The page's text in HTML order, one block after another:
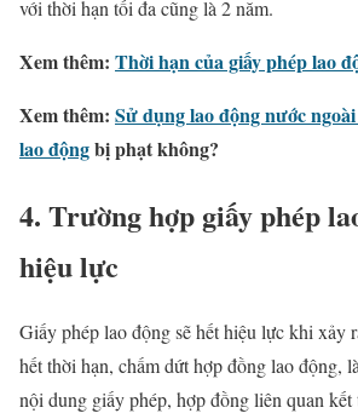
với thời hạn tối đa cũng là 2 năm.
Xem thêm: Thời hạn của giấy phép lao
Xem thêm: Sử dụng lao động nước
lao độngbị phạt không?
4. Trường hợp giấy phép
hiệu lực
Giấy phép lao động sẽ hết hiệu lực khi xảy
hết thời hạn, chấm dứt hợp đồng lao động,
nội dung giấy phép, hợp đồng liên quan